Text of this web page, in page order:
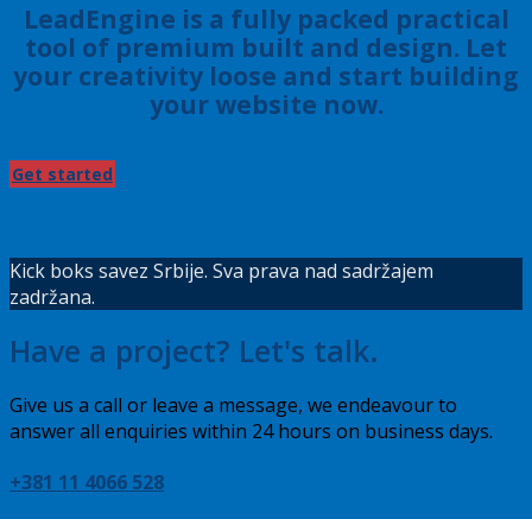
LeadEngine is a fully packed practical
tool of premium built and design. Let
your creativity loose and start building
your website now.
Get started
Kick boks savez Srbije. Sva prava nad sadržajem
zadržana.
Have a project? Let's talk.
Give us a call or leave a message, we endeavour to
answer all enquiries within 24 hours on business days.
+381 11 4066 528